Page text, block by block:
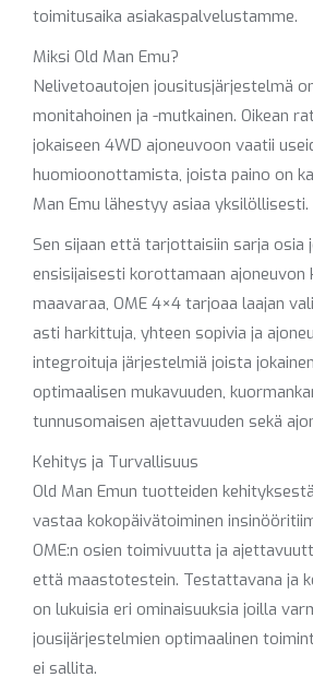
toimitusaika asiakaspalvelustamme.
Miksi Old Man Emu?
Nelivetoautojen jousitusjärjestelmä
monitahoinen ja -mutkainen. Oikean
jokaiseen 4WD ajoneuvoon vaatii
huomioonottamista, joista paino on
Man Emu lähestyy asiaa yksilöllisesti.
Sen sijaan että tarjottaisiin sarja osia
ensisijaisesti korottamaan ajoneuvon
maavaraa, OME 4×4 tarjoaa laajan
asti harkittuja, yhteen sopivia ja
integroituja järjestelmiä joista
optimaalisen mukavuuden,
tunnusomaisen ajettavuuden sekä
Kehitys ja Turvallisuus
Old Man Emun tuotteiden
vastaa kokopäivätoiminen
OME:n osien toimivuutta ja
että maastotestein. Testattavana ja
on lukuisia eri ominaisuuksia joilla
jousijärjestelmien optimaalinen
ei sallita.